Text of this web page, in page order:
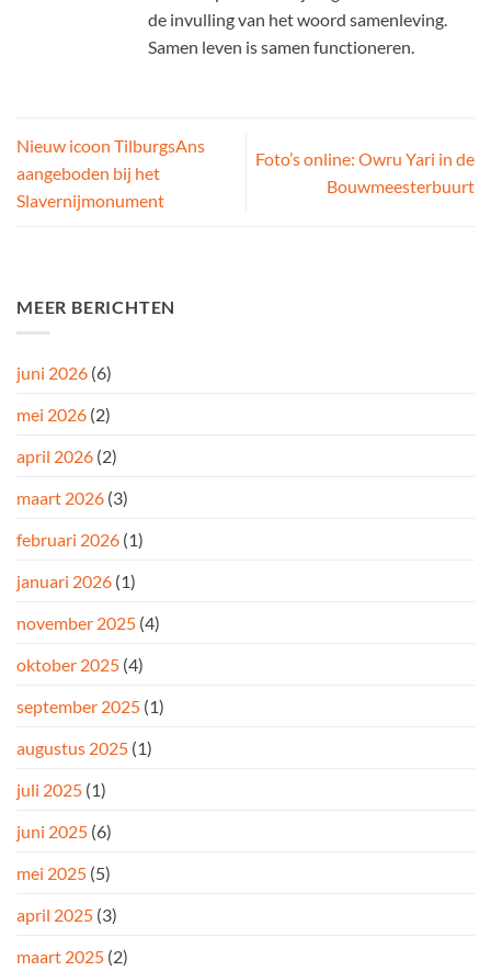
de invulling van het woord samenleving.
Samen leven is samen functioneren.
Nieuw icoon TilburgsAns
aangeboden bij het
Slavernijmonument
Foto’s online: Owru Yari in de
Bouwmeesterbuurt
MEER BERICHTEN
juni 2026 (6)
mei 2026 (2)
april 2026 (2)
maart 2026 (3)
februari 2026 (1)
januari 2026 (1)
november 2025 (4)
oktober 2025 (4)
september 2025 (1)
augustus 2025 (1)
juli 2025 (1)
juni 2025 (6)
mei 2025 (5)
april 2025 (3)
maart 2025 (2)